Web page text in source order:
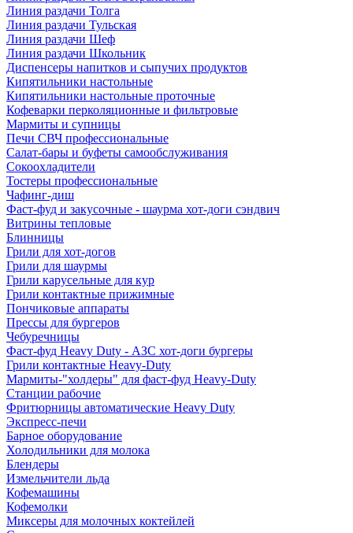
Линия раздачи Толга
Линия раздачи Тульская
Линия раздачи Шеф
Линия раздачи Школьник
Диспенсеры напитков и сыпучих продуктов
Кипятильники настольные
Кипятильники настольные проточные
Кофеварки перколяционные и фильтровые
Мармиты и супницы
Печи СВЧ профессиональные
Салат-бары и буфеты самообслуживания
Сокоохладители
Тостеры профессиональные
Чафинг-диш
Фаст-фуд и закусочные - шаурма хот-доги сэндвич
Витрины тепловые
Блинницы
Грили для хот-догов
Грили для шаурмы
Грили карусельные для кур
Грили контактные прижимные
Пончиковые аппараты
Прессы для бургеров
Чебуречницы
Фаст-фуд Heavy Duty - АЗС хот-доги бургеры
Грили контактные Heavy-Duty
Мармиты-"холдеры" для фаст-фуд Heavy-Duty
Станции рабочие
Фритюрницы автоматические Heavy Duty
Экспресс-печи
Барное оборудование
Холодильники для молока
Блендеры
Измельчители льда
Кофемашины
Кофемолки
Миксеры для молочных коктейлей